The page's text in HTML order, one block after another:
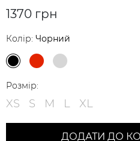
1370 грн
Колір: Чорний
Розмір:
XS S M L XL
ДОДАТИ ДО